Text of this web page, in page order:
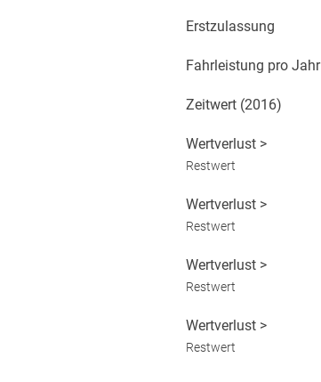
Erstzulassung
Fahrleistung pro Jahr
Zeitwert (2016)
Wertverlust >
Restwert
Wertverlust >
Restwert
Wertverlust >
Restwert
Wertverlust >
Restwert